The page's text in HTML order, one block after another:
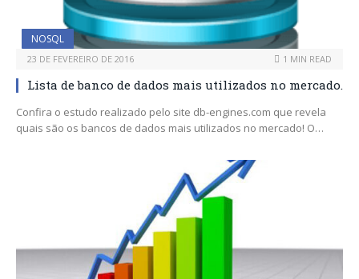
NOSQL
23 DE FEVEREIRO DE 2016 1 MIN READ
Lista de banco de dados mais utilizados no mercado.
Confira o estudo realizado pelo site db-engines.com que revela
quais são os bancos de dados mais utilizados no mercado! O…